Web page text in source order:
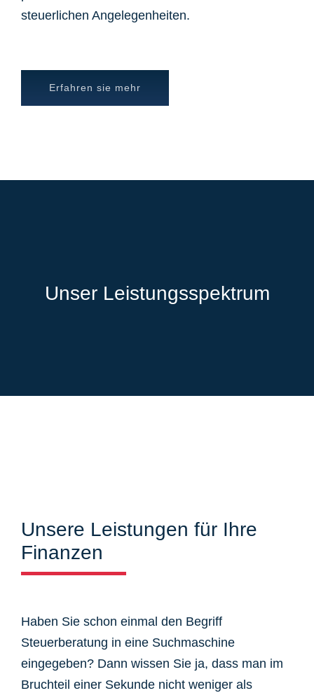
steuerlichen Angelegenheiten.
Erfahren sie mehr
Unser Leistungsspektrum
Unsere Leistungen für Ihre
Finanzen
Haben Sie schon einmal den Begriff
Steuerberatung in eine Suchmaschine
eingegeben? Dann wissen Sie ja, dass man im
Bruchteil einer Sekunde nicht weniger als